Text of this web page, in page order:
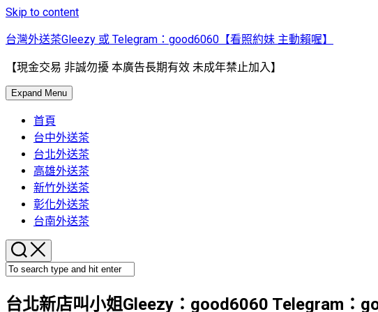
Skip to content
台灣外送茶Gleezy 或 Telegram：good6060【看照約妹 主動賴喔】
【現金交易 非誠勿擾 本廣告長期有效 未成年禁止加入】
Expand Menu
首頁
台中外送茶
台北外送茶
高雄外送茶
新竹外送茶
彰化外送茶
台南外送茶
台北新店叫小姐Gleezy：good6060 Telegram：